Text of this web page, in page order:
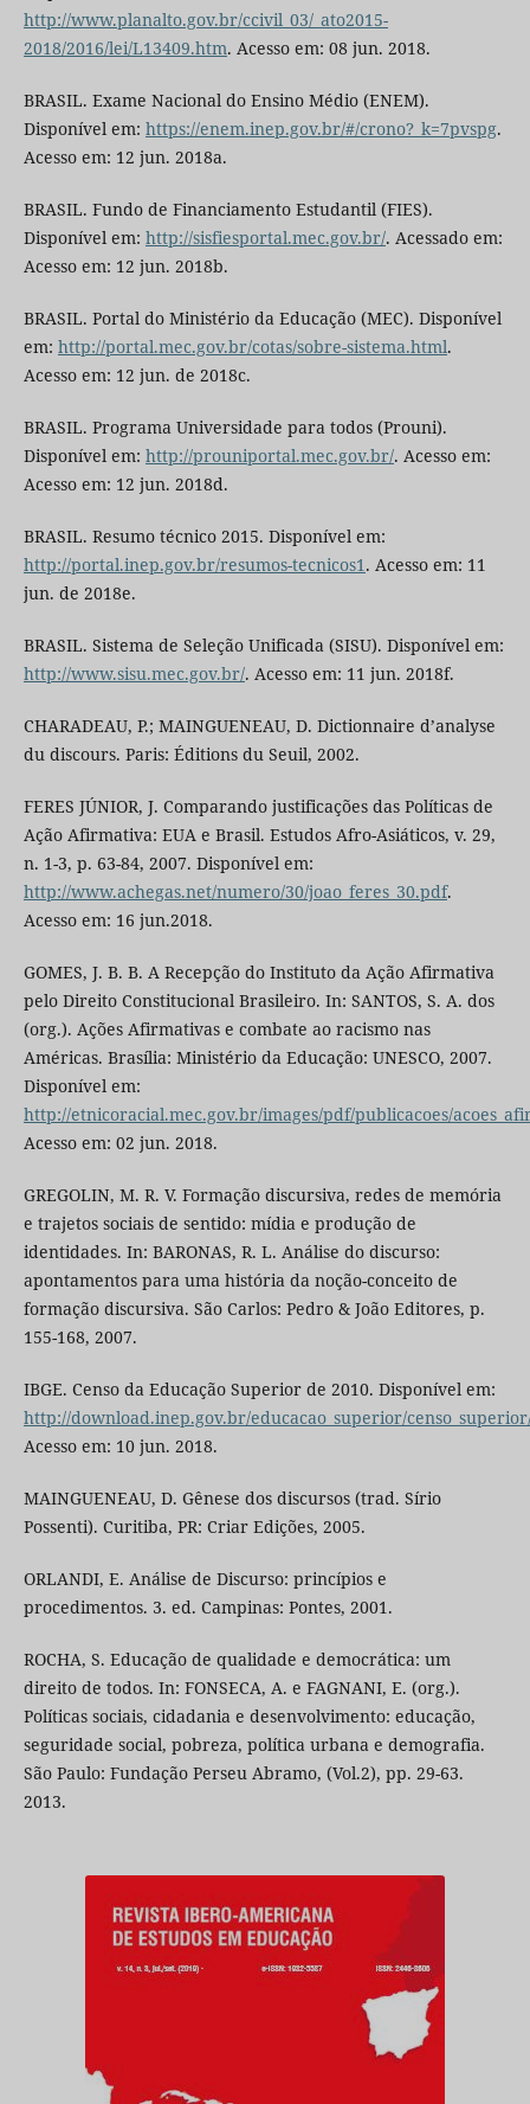
http://www.planalto.gov.br/ccivil_03/_ato2015-
2018/2016/lei/L13409.htm. Acesso em: 08 jun. 2018.
BRASIL. Exame Nacional do Ensino Médio (ENEM).
Disponível em: https://enem.inep.gov.br/#/crono?_k=7pvspg.
Acesso em: 12 jun. 2018a.
BRASIL. Fundo de Financiamento Estudantil (FIES).
Disponível em: http://sisfiesportal.mec.gov.br/. Acessado em:
Acesso em: 12 jun. 2018b.
BRASIL. Portal do Ministério da Educação (MEC). Disponível
em: http://portal.mec.gov.br/cotas/sobre-sistema.html.
Acesso em: 12 jun. de 2018c.
BRASIL. Programa Universidade para todos (Prouni).
Disponível em: http://prouniportal.mec.gov.br/. Acesso em:
Acesso em: 12 jun. 2018d.
BRASIL. Resumo técnico 2015. Disponível em:
http://portal.inep.gov.br/resumos-tecnicos1. Acesso em: 11
jun. de 2018e.
BRASIL. Sistema de Seleção Unificada (SISU). Disponível em:
http://www.sisu.mec.gov.br/. Acesso em: 11 jun. 2018f.
CHARADEAU, P.; MAINGUENEAU, D. Dictionnaire d’analyse
du discours. Paris: Éditions du Seuil, 2002.
FERES JÚNIOR, J. Comparando justificações das Políticas de
Ação Afirmativa: EUA e Brasil. Estudos Afro-Asiáticos, v. 29,
n. 1-3, p. 63-84, 2007. Disponível em:
http://www.achegas.net/numero/30/joao_feres_30.pdf.
Acesso em: 16 jun.2018.
GOMES, J. B. B. A Recepção do Instituto da Ação Afirmativa
pelo Direito Constitucional Brasileiro. In: SANTOS, S. A. dos
(org.). Ações Afirmativas e combate ao racismo nas
Américas. Brasília: Ministério da Educação: UNESCO, 2007.
Disponível em:
http://etnicoracial.mec.gov.br/images/pdf/publicacoes/
Acesso em: 02 jun. 2018.
GREGOLIN, M. R. V. Formação discursiva, redes de memória
e trajetos sociais de sentido: mídia e produção de
identidades. In: BARONAS, R. L. Análise do discurso:
apontamentos para uma história da noção-conceito de
formação discursiva. São Carlos: Pedro & João Editores, p.
155-168, 2007.
IBGE. Censo da Educação Superior de 2010. Disponível em:
http://download.inep.gov.br/educacao_superior/
Acesso em: 10 jun. 2018.
MAINGUENEAU, D. Gênese dos discursos (trad. Sírio
Possenti). Curitiba, PR: Criar Edições, 2005.
ORLANDI, E. Análise de Discurso: princípios e
procedimentos. 3. ed. Campinas: Pontes, 2001.
ROCHA, S. Educação de qualidade e democrática: um
direito de todos. In: FONSECA, A. e FAGNANI, E. (org.).
Políticas sociais, cidadania e desenvolvimento: educação,
seguridade social, pobreza, política urbana e demografia.
São Paulo: Fundação Perseu Abramo, (Vol.2), pp. 29-63.
2013.